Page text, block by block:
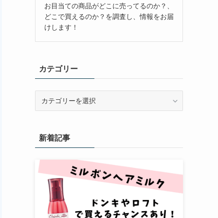
お目当ての商品がどこに売ってるのか？、
どこで買えるのか？を調査し、情報をお届
けします！
カテゴリー
ー新着記事